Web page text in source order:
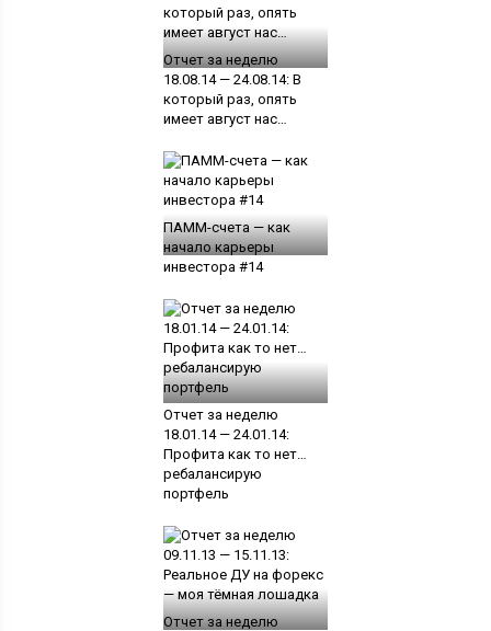
Отчет за неделю
18.08.14 — 24.08.14: В
который раз, опять
имеет август нас…
ПАММ-счета — как
начало карьеры
инвестора #14
Отчет за неделю
18.01.14 — 24.01.14:
Профита как то нет…
ребалансирую
портфель
Отчет за неделю